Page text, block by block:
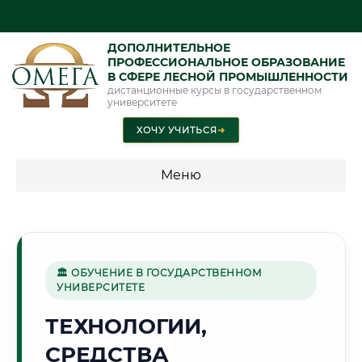
ДОПОЛНИТЕЛЬНОЕ
ПРОФЕССИОНАЛЬНОЕ ОБРАЗОВАНИЕ
В СФЕРЕ ЛЕСНОЙ ПРОМЫШЛЕННОСТИ
дистанционные курсы в государственном
университете
ХОЧУ УЧИТЬСЯ➜
Меню
промышленность"
⛪
🏛 ОБУЧЕНИЕ В ГОСУДАРСТВЕННОМ
УНИВЕРСИТЕТЕ
ТЕХНОЛОГИИ,
СРЕДСТВА